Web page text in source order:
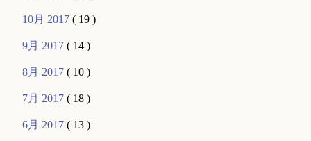
10月 2017( 19 )
9月 2017( 14 )
8月 2017( 10 )
7月 2017( 18 )
6月 2017( 13 )